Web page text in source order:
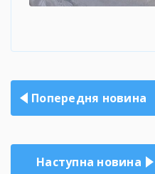
Навігація
записів
Попередня новина
Наступна новина